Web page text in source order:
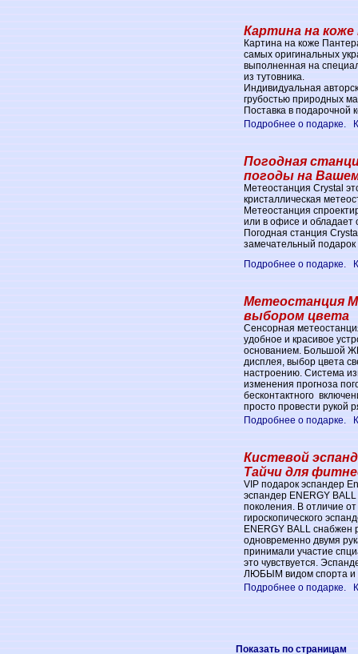
Картина на
Картина на коже
самых оригинальных
выполненная на
из тутовника.
Индивидуальная
грубостью природных
Поставка в подарочной
Подробнее о подарке.
Погодная
погоды на
Метеостанция Crystal
кристаллическая
Метеостанция
или в офисе и обладает
Погодная станция
замечательный
Подробнее о подарке.
Метеостанция
выбором цвета
Сенсорная
удобное и красивое
основанием. Бoльшoй
дисплея, выбор цвета
настроению. Система
изменения прогноза
бесконтактного
просто провести рукой
Подробнее о подарке.
Кистевой
Тайчи для
VIP подарок эспандер
эспандер ENERGY
поколения. В отличие
гироскопического
ENERGY BALL снабжен
одновременно двумя
принимали участие
это чувствуется.
ЛЮБЫМ видом спорта и
Подробнее о подарке.
Показать по страницам